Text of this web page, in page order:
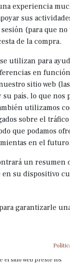
experiencia
sus
(para que no
de la compra.
utilizan para
en
sitio web
su país, lo que nos
utilizamos
sobre el
que podamos
en el futuro.
un resumen
en su dispositivo
el sitio web preste los
garantizarle